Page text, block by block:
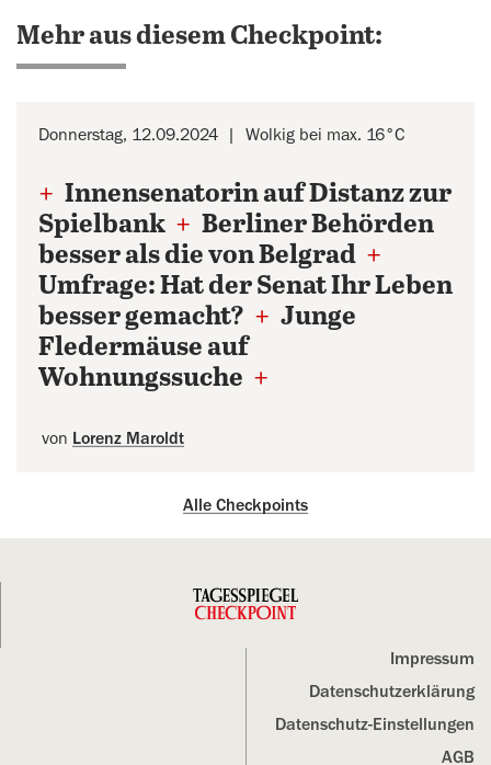
Mehr aus diesem Checkpoint:
Donnerstag, 12.09.2024 Wolkig bei max. 16°C
+ Innensenatorin auf Distanz zur
Spielbank + Berliner Behörden
besser als die von Belgrad +
Umfrage: Hat der Senat Ihr Leben
besser gemacht? + Junge
Fledermäuse auf
Wohnungssuche +
von Lorenz Maroldt
Alle Checkpoints
Impressum
Datenschutz­erklärung
Datenschutz-Einstellungen
AGB